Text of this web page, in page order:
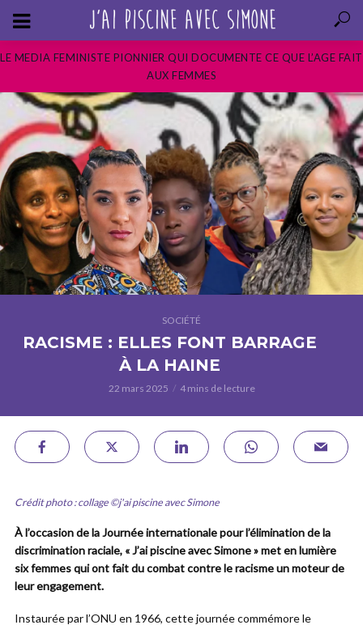
LE MEDIA FEMINISTE PIONNIER QUI DOCUMENTE CE QUE L’AGE FAIT
AUX FEMMES
SOCIÉTÉ
RACISME : ELLES FONT BARRAGE
À LA HAINE
22 mars 2025 4 mins de lecture
Crédit photo : collage ©j'ai piscine avec Simone
À l’occasion de la Journée internationale pour l’élimination de la
discrimination raciale, « J’ai piscine avec Simone » met en lumière
six femmes qui ont fait du combat contre le racisme un moteur de
leur engagement.
Instaurée par l’ONU en 1966, cette journée commémore le